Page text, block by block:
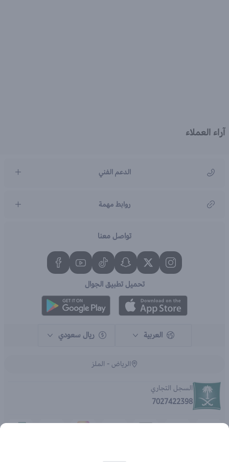
آراء العملاء
الدعم الفني
روابط مهمة
تواصل معنا
تحميل تطبيق الجوال
العربية ريال سعودي
الرياض - الملز
السجل التجاري
7027422398